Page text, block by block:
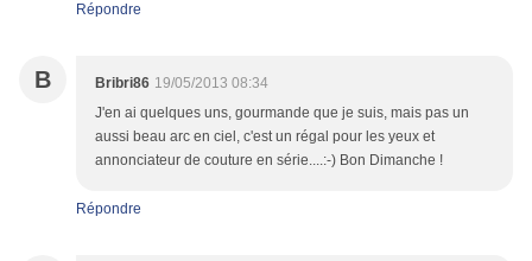
Répondre
B Bribri86 19/05/2013 08:34
J'en ai quelques uns, gourmande que je suis, mais pas un
aussi beau arc en ciel, c'est un régal pour les yeux et
annonciateur de couture en série....:-) Bon Dimanche !
Répondre